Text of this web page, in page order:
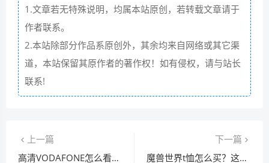
1.文章若无特殊说明，均属本站原创，若转载文章请于
作者联系。
2.本站除部分作品系原创外，其余均来自网络或其它渠
道，本站保留其原作者的著作权！如有侵权，请与站长
联系!
上一篇
高清VODAFONE怎么看？手把手教你快速上手！
下一篇
魔兽世界t恤怎么买？这几个渠道质量有保障！